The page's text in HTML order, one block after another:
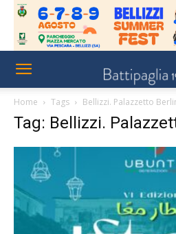
Home Tags Bellizzi. Palazzetto
Tag: Bellizzi.